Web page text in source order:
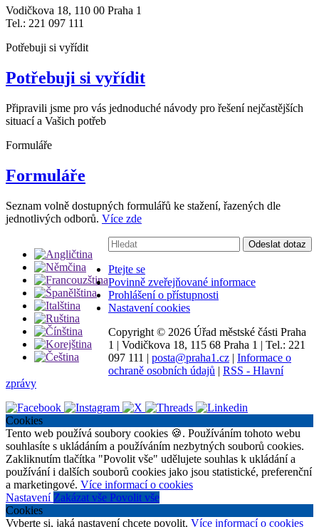
Vodičkova 18, 110 00 Praha 1
Tel.: 221 097 111
Potřebuji si vyřídit
Potřebuji si vyřídit
Připravili jsme pro vás jednoduché návody pro řešení nejčastějších
situací a Vašich potřeb
Formuláře
Formuláře
Seznam volně dostupných formulářů ke stažení, řazených dle
jednotlivých odborů. Více zde
Vyhledávání:
Odeslat dotaz
Ptejte se
Povinně zveřejňované informace
Prohlášení o přístupnosti
Nastavení cookies
Copyright © 2026 Úřad městské části Praha
1 | Vodičkova 18, 115 68 Praha 1 | Tel.: 221
097 111 | posta@praha1.cz | Informace o
ochraně osobních údajů | RSS - Hlavní
zprávy
Cookies
Tento web používá soubory cookies 🍪. Používáním tohoto webu
souhlasíte s ukládáním a používáním nezbytných souborů cookies.
Zakliknutím tlačítka "Povolit vše" udělujete souhlas k ukládání a
používání i dalších souborů cookies jako jsou statistické, preferenční
a marketingové. Více informací o cookies
Nastavení Zakázat vše Povolit vše
Cookies
Vyberte si, jaká nastavení chcete povolit. Více informací o cookies